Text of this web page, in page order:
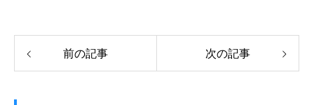
前の記事 次の記事